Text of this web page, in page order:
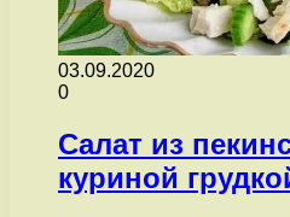
03.09.2020
0
Салат из
куриной